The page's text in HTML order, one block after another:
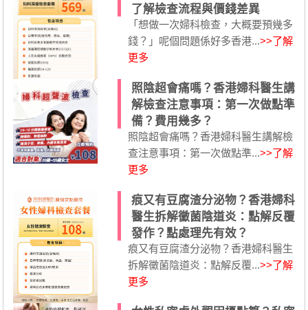
了解檢查流程與價錢差異
「想做一次婦科檢查，大概要預幾多
錢？」呢個問題係好多香港...>>了解
更多
照陰超會痛嗎？香港婦科醫生講
解檢查注意事項：第一次做點準
備？費用幾多？
照陰超會痛嗎？香港婦科醫生講解檢
查注意事項：第一次做點準...>>了解
更多
痕又有豆腐渣分泌物？香港婦科
醫生拆解黴菌陰道炎：點解反覆
發作？點處理先有效？
痕又有豆腐渣分泌物？香港婦科醫生
拆解黴菌陰道炎：點解反覆...>>了解
更多